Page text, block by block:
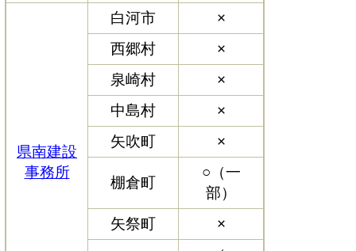
県南建設
事務所
白河市
×
西郷村
×
泉崎村
×
中島村
×
矢吹町
×
棚倉町
○（一
部）
矢祭町
×